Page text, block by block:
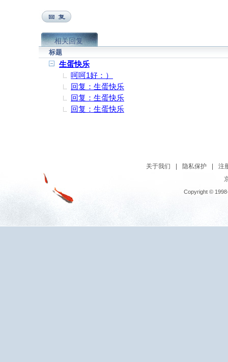
相关回复
标题
生蛋快乐
呵呵1好：）
回复：生蛋快乐
回复：生蛋快乐
回复：生蛋快乐
关于我们 隐私保护
注
Copyright ©